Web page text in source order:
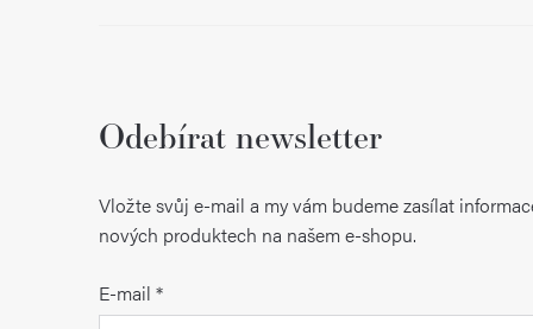
u
Odebírat newsletter
Vložte svůj e-mail a my vám budeme zasílat
nových produktech na našem e-shopu.
E-mail